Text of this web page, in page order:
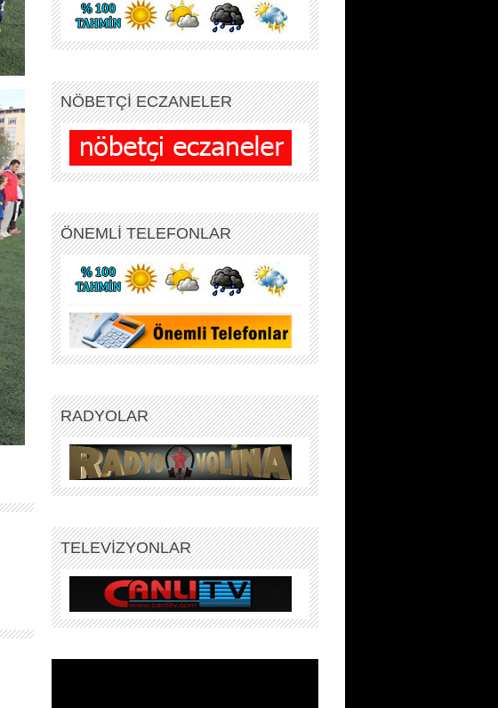
NÖBETÇİ ECZANELER
ÖNEMLİ TELEFONLAR
RADYOLAR
TELEVİZYONLAR